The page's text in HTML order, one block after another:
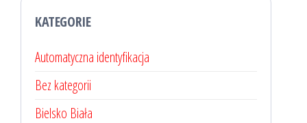
KATEGORIE
Automatyczna identyfikacja
Bez kategorii
Bielsko Biała